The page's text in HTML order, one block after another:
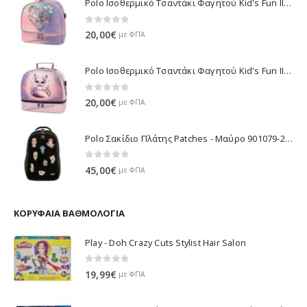
Polo Ισοθερμικό Τσαντάκι Φαγητού Kid's Fun II - Μωβ 971003-8420 2026
0 out of 5
20,00€ με ΦΠΑ
Polo Ισοθερμικό Τσαντάκι Φαγητού Kid's Fun II - Λιλά 971003-8425 2026
20,00€ με ΦΠΑ
Polo Σακίδιο Πλάτης Patches - Μαύρο 901079-2000 2026
45,00€ με ΦΠΑ
ΚΟΡΥΦΑΊΑ ΒΑΘΜΟΛΟΓΊΑ
Play - Doh Crazy Cuts Stylist Hair Salon
19,99€ με ΦΠΑ